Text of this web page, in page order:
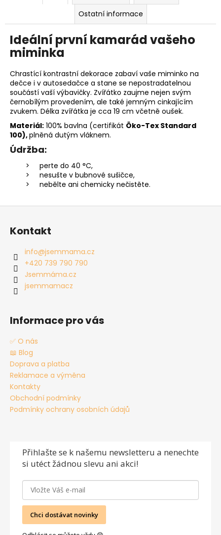
Ostatní informace
Ideální první kamarád vašeho
miminka
Chrastící kontrastní dekorace zabaví vaše miminko na
dečce i v autosedačce a stane se nepostradatelnou
součástí vaší výbavičky. Zvířátko zaujme nejen svým
černobílým provedením, ale také jemným cinkajícím
zvukem. Délka zvířátka je cca 19 cm včetně oušek.
Materiál: 100% bavlna (certifikát Öko-Tex Standard
100),plněná dutým vláknem.
Údržba:
perte do 40 °C,
nesušte v bubnové sušičce,
nebělte ani chemicky nečistěte.
Kontakt
info@jsemmama.cz
+420 739 790 790
Jsemmáma.cz
jsemmamacz
Informace pro vás
✅ O nás
📖 Blog
Doprava a platba
Reklamace a výměna
Kontakty
Obchodní podmínky
Podmínky ochrany osobních údajů
Přihlašte se k našemu newsletteru a nenechte
si utéct žádnou slevu ani akci!
Chci dostávat novinky